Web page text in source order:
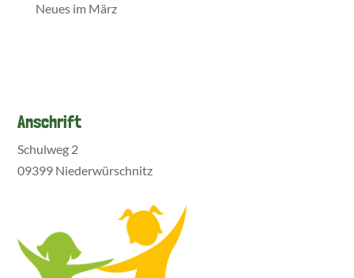
Neues im März
Anschrift
Schulweg 2
09399 Niederwürschnitz